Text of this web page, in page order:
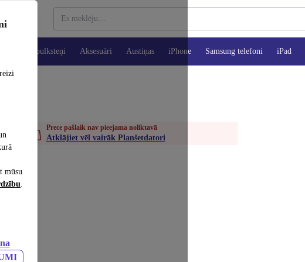
mūsu
.
Viedpulksteņi Aksesuāri Austiņas iPhone Samsung telefoni iPad
Prece pašlaik nav pieejama noliktavā
Atklājiet vēl vairāk Planšetdatori